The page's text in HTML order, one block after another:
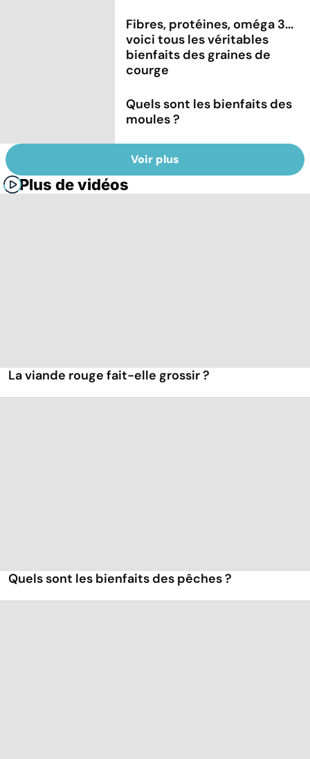
Fibres, protéines, oméga 3...
voici tous les véritables
bienfaits des graines de
courge
Quels sont les bienfaits des
moules ?
Voir plus
Plus de vidéos
La viande rouge fait-elle grossir ?
Quels sont les bienfaits des pêches ?